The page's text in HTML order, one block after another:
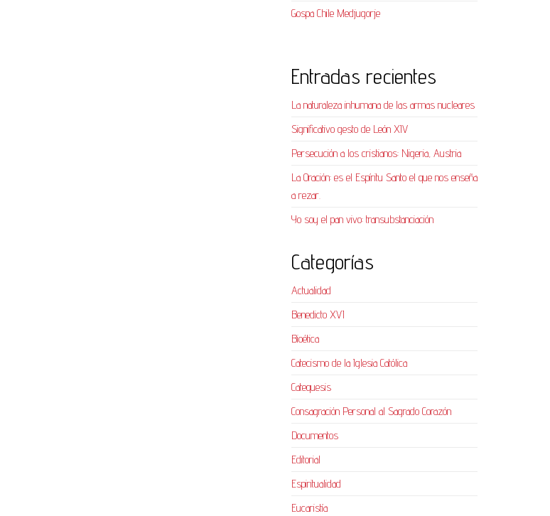
Gospa Chile Medjugorje
Entradas recientes
La naturaleza inhumana de las armas nucleares
Significativo gesto de León XIV
Persecución a los cristianos: Nigeria, Austria
La Oración: es el Espíritu Santo el que nos enseña
a rezar.
Yo soy el pan vivo: transubstanciación
Categorías
Actualidad
Benedicto XVI
Bioética
Catecismo de la Iglesia Católica
Catequesis
Consagración Personal al Sagrado Corazón
Documentos
Editorial
Espiritualidad
Eucaristía